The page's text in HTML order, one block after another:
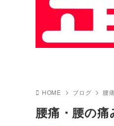
HOME ブログ 腰痛
腰痛・腰の